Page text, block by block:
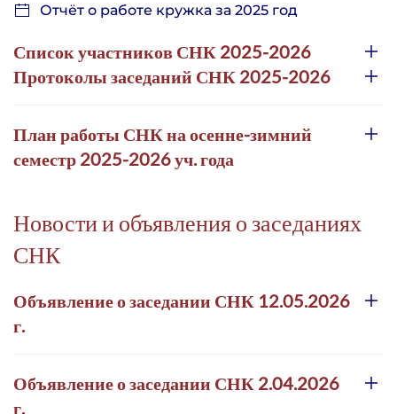
Отчёт о работе кружка за 2025 год
Список участников СНК 2025-2026
Протоколы заседаний СНК 2025-2026
План работы СНК на осенне-зимний
семестр 2025-2026 уч. года
Новости и объявления о заседаниях
СНК
Объявление о заседании СНК 12.05.2026
г.
Объявление о заседании СНК 2.04.2026
г.